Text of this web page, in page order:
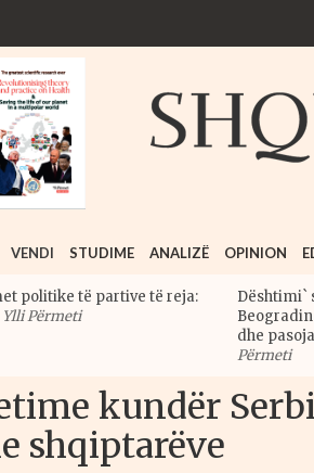
VENDI STUDIME ANALIZË OPINION
politike të partive të reja:
Ylli Përmeti
Dështimi`
dhe
Përmeti
kundër
shqiptarëve